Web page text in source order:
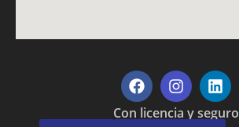
Con licencia y seguro